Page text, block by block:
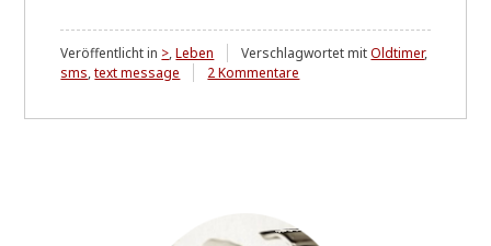
Veröffentlicht in >,Leben Verschlagwortet mitOldtimer,
sms,text message 2 Kommentare